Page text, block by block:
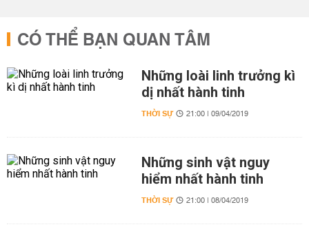
CÓ THỂ BẠN QUAN TÂM
Những loài linh trưởng kì
dị nhất hành tinh
THỜI SỰ 21:00 | 09/04/2019
Những sinh vật nguy
hiểm nhất hành tinh
THỜI SỰ 21:00 | 08/04/2019